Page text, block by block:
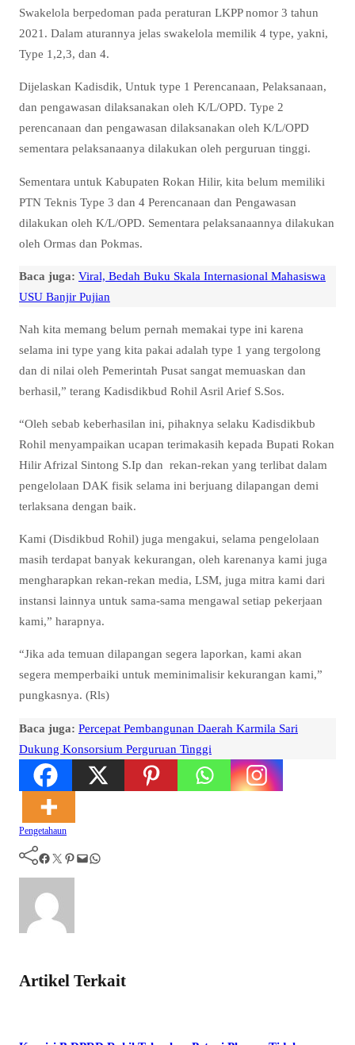
Swakelola berpedoman pada peraturan LKPP nomor 3 tahun
2021. Dalam aturannya jelas swakelola memilik 4 type, yakni,
Type 1,2,3, dan 4.
Dijelaskan Kadisdik, Untuk type 1 Perencanaan, Pelaksanaan,
dan pengawasan dilaksanakan oleh K/L/OPD. Type 2
perencanaan dan pengawasan dilaksanakan oleh K/L/OPD
sementara pelaksanaanya dilakukan oleh perguruan tinggi.
Sementara untuk Kabupaten Rokan Hilir, kita belum memiliki
PTN Teknis Type 3 dan 4 Perencanaan dan Pengawasan
dilakukan oleh K/L/OPD. Sementara pelaksanaannya dilakukan
oleh Ormas dan Pokmas.
Baca juga: Viral, Bedah Buku Skala Internasional Mahasiswa
USU Banjir Pujian
Nah kita memang belum pernah memakai type ini karena
selama ini type yang kita pakai adalah type 1 yang tergolong
dan di nilai oleh Pemerintah Pusat sangat memuaskan dan
berhasil,” terang Kadisdikbud Rohil Asril Arief S.Sos.
“Oleh sebab keberhasilan ini, pihaknya selaku Kadisdikbub
Rohil menyampaikan ucapan terimakasih kepada Bupati Rokan
Hilir Afrizal Sintong S.Ip dan rekan-rekan yang terlibat dalam
pengelolaan DAK fisik selama ini berjuang dilapangan demi
terlaksana dengan baik.
Kami (Disdikbud Rohil) juga mengakui, selama pengelolaan
masih terdapat banyak kekurangan, oleh karenanya kami juga
mengharapkan rekan-rekan media, LSM, juga mitra kami dari
instansi lainnya untuk sama-sama mengawal setiap pekerjaan
kami,” harapnya.
“Jika ada temuan dilapangan segera laporkan, kami akan
segera memperbaiki untuk meminimalisir kekurangan kami,”
pungkasnya. (Rls)
Baca juga: Percepat Pembangunan Daerah Karmila Sari
Dukung Konsorsium Perguruan Tinggi
Pengetahaun
Facebook Twitter Pinterest Mail WhatsApp
Artikel Terkait